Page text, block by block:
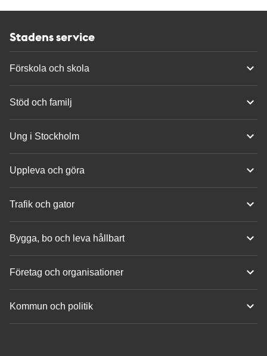
Stadens service
Förskola och skola
Stöd och familj
Ung i Stockholm
Uppleva och göra
Trafik och gator
Bygga, bo och leva hållbart
Företag och organisationer
Kommun och politik